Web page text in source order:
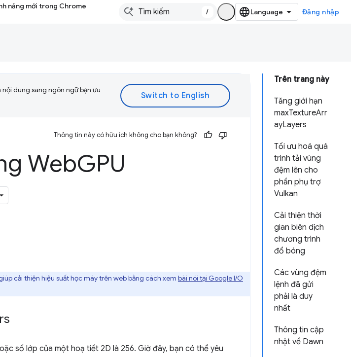
năng mới trong Chrome
/ Đăng nhập
Trên trang này
Tăng giới hạn
maxTextureArr
ayLayers
Tối ưu hoá quá
trình tải vùng
đệm lên cho
phần phụ trợ
Vulkan
Cải thiện thời
gian biên dịch
chương trình
đổ bóng
Các vùng đệm
lệnh đã gửi
phải là duy
nhất
Thông tin cập
nhật về Dawn
dung sang ngôn ngữ bạn ưu
Thông tin này có hữu ích không cho bạn không?
WebGPU
cải thiện hiệu suất học máy trên web bằng cách xem bài nói tại Google I/O
số lớp của một hoạ tiết 2D là 256. Giờ đây, bạn có thể yêu